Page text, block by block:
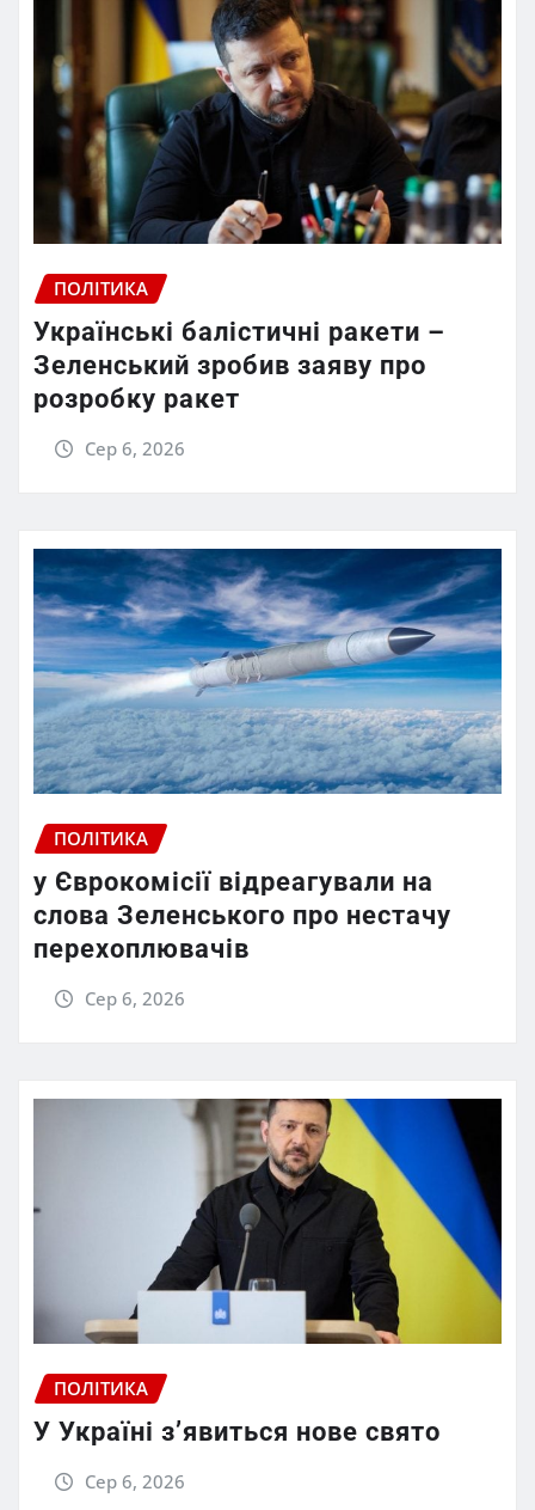
ПОЛІТИКА
Українські балістичні ракети –
Зеленський зробив заяву про
розробку ракет
Сер 6, 2026
ПОЛІТИКА
у Єврокомісії відреагували на
слова Зеленського про нестачу
перехоплювачів
Сер 6, 2026
ПОЛІТИКА
У Україні з’явиться нове свято
Сер 6, 2026